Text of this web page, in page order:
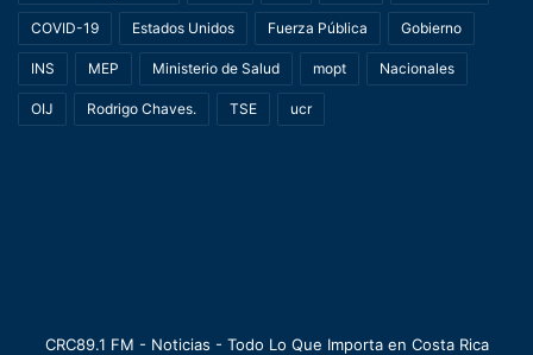
COVID-19 Estados Unidos Fuerza Pública Gobierno
INS MEP Ministerio de Salud mopt Nacionales
OIJ Rodrigo Chaves. TSE ucr
CRC89.1 FM - Noticias - Todo Lo Que Importa en Costa Rica